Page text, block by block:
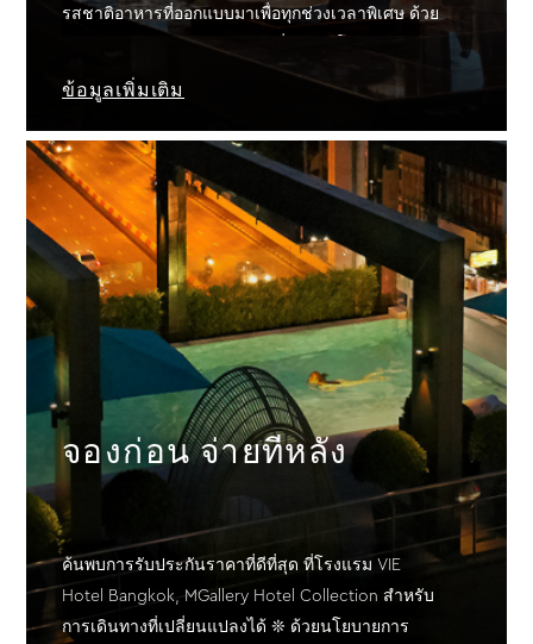
รสชาติอาหารที่ออกแบบมาเพื่อทุกช่วงเวลาพิเศษ ด้วย
วัตถุคุณภาพระดับพรีเมียมจากทั่วทุกมุมโลก พร้อมปรุง
แต่งทุกรสสัมผัส พร้อมดึงศักยภาพที่ดีที่สุดของวัตถุดิบ
อย่างประณีตโดยอดีต...
ข้อมูลเพิ่มเติม
จองก่อน จ่ายทีหลัง
ค้นพบการรับประกันราคาที่ดีที่สุด ที่โรงแรม VIE
Hotel Bangkok, MGallery Hotel Collection สำหรับ
การเดินทางที่เปลี่ยนแปลงได้ ❊ ด้วยนโยบายการ